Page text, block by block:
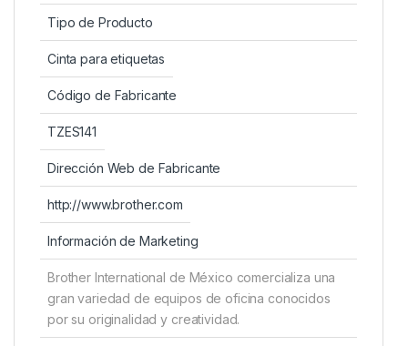
Tipo de Producto
Cinta para etiquetas
Código de Fabricante
TZES141
Dirección Web de Fabricante
http://www.brother.com
Información de Marketing
Brother International de México comercializa una
gran variedad de equipos de oficina conocidos
por su originalidad y creatividad.